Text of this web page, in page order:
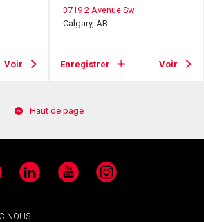
Voir
3719 2 Avenue Sw
Calgary, AB
Enregistrer Voir
Haut de page
LinkedIn YouTube Instagram
NOUS